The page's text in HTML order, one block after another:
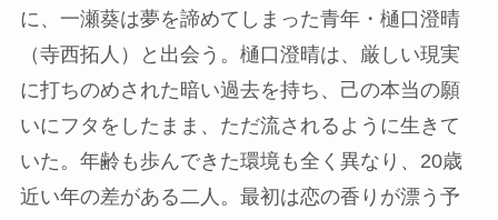
に、一瀬葵は夢を諦めてしまった青年・樋口澄晴
（寺西拓人）と出会う。樋口澄晴は、厳しい現実
に打ちのめされた暗い過去を持ち、己の本当の願
いにフタをしたまま、ただ流されるように生きて
いた。年齢も歩んできた環境も全く異なり、20歳
近い年の差がある二人。最初は恋の香りが漂う予